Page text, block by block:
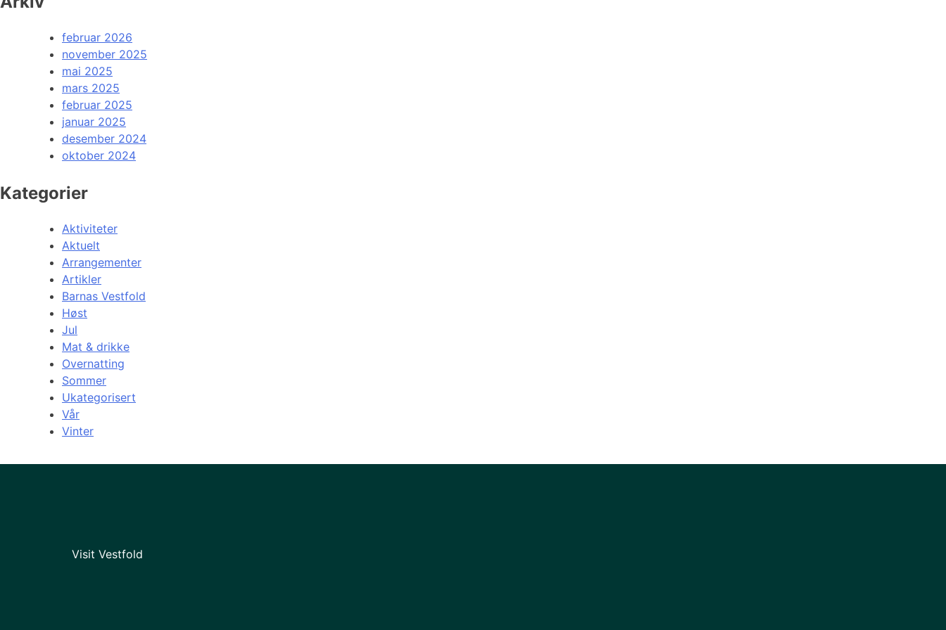
februar 2026
november 2025
mai 2025
mars 2025
februar 2025
januar 2025
desember 2024
oktober 2024
Kategorier
Aktiviteter
Aktuelt
Arrangementer
Artikler
Barnas Vestfold
Høst
Jul
Mat & drikke
Overnatting
Sommer
Ukategorisert
Vår
Vinter
Visit Vestfold